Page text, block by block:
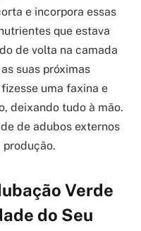
e incorpora essas
que estava
de volta na camada
suas próximas
uma faxina e
deixando tudo à mão.
de adubos externos
Verde
do Seu